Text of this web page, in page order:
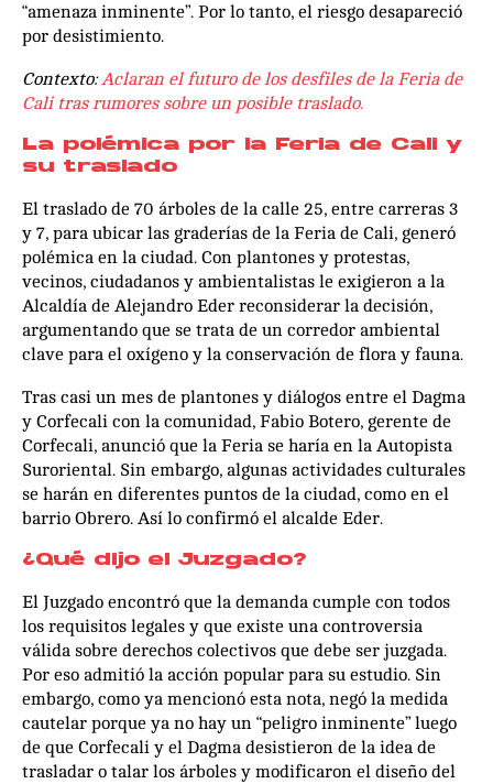
“amenaza inminente”. Por lo tanto, el riesgo desapareció
por desistimiento.
Contexto:Aclaran el futuro de los desfiles de la Feria de
Cali tras rumores sobre un posible traslado.
La polémica por la Feria de Cali y
su traslado
El traslado de 70 árboles de la calle 25, entre carreras 3
y 7, para ubicar las graderías de la Feria de Cali, generó
polémica en la ciudad. Con plantones y protestas,
vecinos, ciudadanos y ambientalistas le exigieron a la
Alcaldía de Alejandro Eder reconsiderar la decisión,
argumentando que se trata de un corredor ambiental
clave para el oxígeno y la conservación de flora y fauna.
Tras casi un mes de plantones y diálogos entre el Dagma
y Corfecali con la comunidad, Fabio Botero, gerente de
Corfecali, anunció que la Feria se haría en la Autopista
Suroriental. Sin embargo, algunas actividades culturales
se harán en diferentes puntos de la ciudad, como en el
barrio Obrero. Así lo confirmó el alcalde Eder.
¿Qué dijo el Juzgado?
El Juzgado encontró que la demanda cumple con todos
los requisitos legales y que existe una controversia
válida sobre derechos colectivos que debe ser juzgada.
Por eso admitió la acción popular para su estudio. Sin
embargo, como ya mencionó esta nota, negó la medida
cautelar porque ya no hay un “peligro inminente” luego
de que Corfecali y el Dagma desistieron de la idea de
trasladar o talar los árboles y modificaron el diseño del